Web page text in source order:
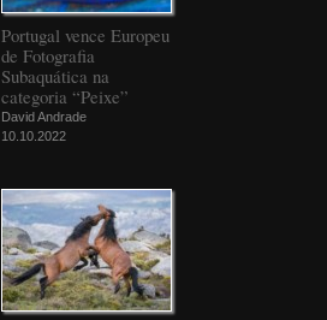
Portugal vence Europeu
de Fotografia
Subaquática na
categoria “Peixe”
David Andrade
10.10.2022